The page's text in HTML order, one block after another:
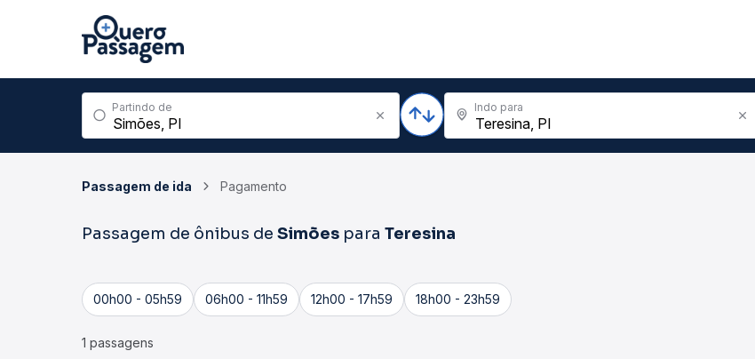
Partindo de Indo para
Passagem de ida Pagamento
Passagem de ônibus de Simões para Teresina
00h00 - 05h59 06h00 - 11h59 12h00 - 17h59 18h00 - 23h59
1 passagens